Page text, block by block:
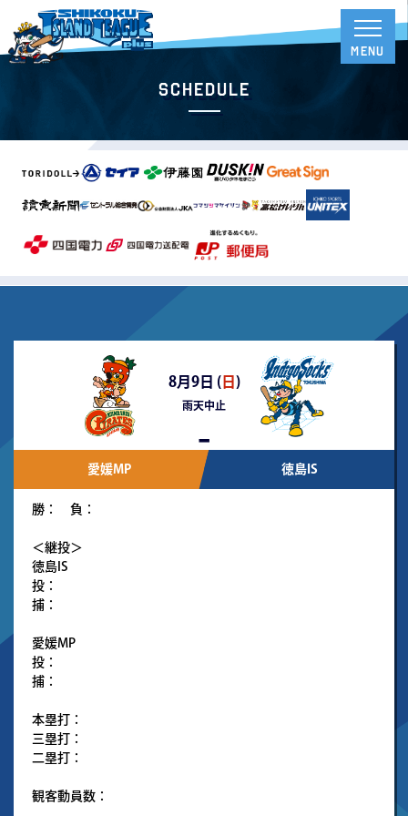
Schedule
8月9日 (日 )
雨天中止
-
愛媛MP 徳島IS
勝： 負：
＜継投＞
徳島IS
投：
捕：
愛媛MP
投：
捕：
本塁打：
三塁打：
二塁打：
観客動員数：